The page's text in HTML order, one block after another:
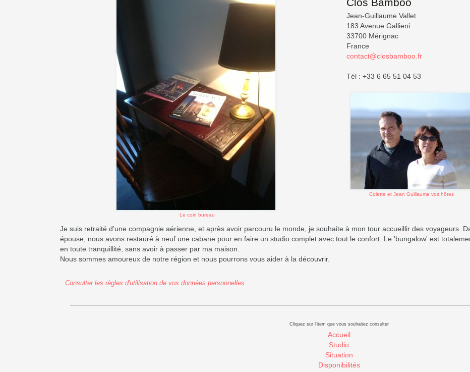
Le coin bureau
Jean-Guillaume Vallet
183 Avenue Gallieni
33700 Mérignac
France
contact@closbamboo.fr
Tél : +33 6 65 51 04 53
Colette et Jean Guillaume vos hôtes
Je suis retraité d'une compagnie aérienne, et après avoir parcouru le monde, je souhaite à mon tour accueillir des voyageurs.
épouse, nous avons restauré à neuf une cabane pour en faire un studio complet avec tout le confort. Le 'bungalow' est
en toute tranquillité, sans avoir à passer par ma maison.
Nous sommes amoureux de notre région et nous pourrons vous aider à la découvrir.
Consulter les règles d'utilisation de vos données personnelles
Cliquez sur l'item que vous souhaitez consulter
Accueil
Studio
Situation
Disponibilités